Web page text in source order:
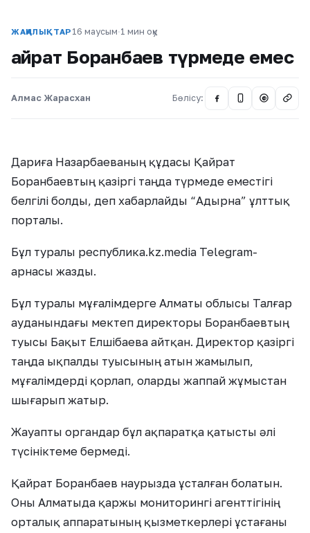
ЖАҢАЛЫҚТАР 16 маусым·1 мин оқу
Қайрат Боранбаев түрмеде емес
Алмас Жарасхан Бөлісу: @
Дариға Назарбаеваның құдасы Қайрат
Боранбаевтың қазіргі таңда түрмеде еместігі
белгілі болды, деп хабарлайды “Адырна” ұлттық
порталы.
Бұл туралы республика.kz.media Telegram-
арнасы жазды.
Бұл туралы мұғалімдерге Алматы облысы Талғар
ауданындағы мектеп директоры Боранбаевтың
туысы Бақыт Елшібаева айтқан. Директор қазіргі
таңда ықпалды туысының атын жамылып,
мұғалімдерді қорлап, оларды жаппай жұмыстан
шығарып жатыр.
Жауапты органдар бұл ақпаратқа қатысты әлі
түсініктеме бермеді.
Қайрат Боранбаев наурызда ұсталған болатын.
Оны Алматыда қаржы мониторингі агенттігінің
орталық аппаратының қызметкерлері ұстағаны